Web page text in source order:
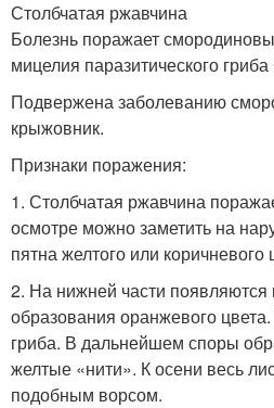
Столбчатая ржавчина
Болезнь поражает
мицелия паразитического
Подвержена заболеванию
крыжовник.
Признаки поражения:
1. Столбчатая ржавчина
осмотре можно заметить на
пятна желтого или коричневого
2. На нижней части
образования оранжевого
гриба. В дальнейшем споры
желтые «нити». К осени весь
подобным ворсом.